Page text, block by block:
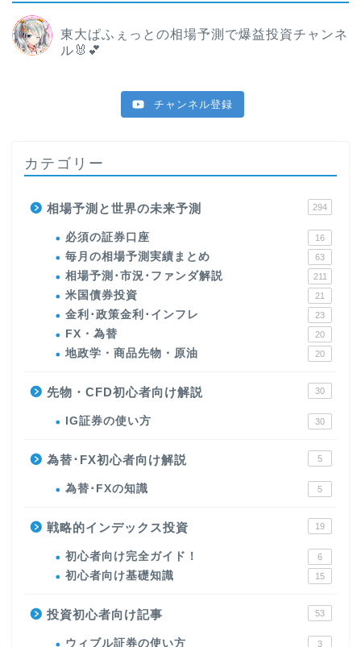
東大ぱふぇっとの相場予測で爆益投資チャンネ
ル🐰💕
チャンネル登録
カテゴリー
相場予測と世界の未来予測 294
必須の証券口座 16
毎月の相場予測実績まとめ 63
相場予測･市況･ファンダ解説 211
米国債券投資 21
金利･政策金利･インフレ 23
FX・為替 20
地政学・商品先物・原油 20
先物・CFD初心者向け解説 30
IG証券の使い方 30
為替･FX初心者向け解説 5
為替･FXの知識 5
戦略的インデックス投資 19
初心者向け完全ガイド！ 6
初心者向け基礎知識 15
投資初心者向け記事 53
ウィブル証券の使い方 3